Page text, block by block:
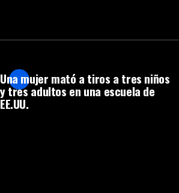
Una mujer mató a tiros a tres niños
y tres adultos en una escuela de
EE.UU.